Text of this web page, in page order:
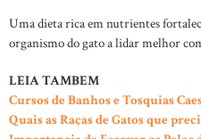
Uma dieta rica em nutrientes
organismo do gato a lidar melhor
LEIA TAMBEM
Cursos de Banhos e Tosquias
Quais as Raças de Gatos que